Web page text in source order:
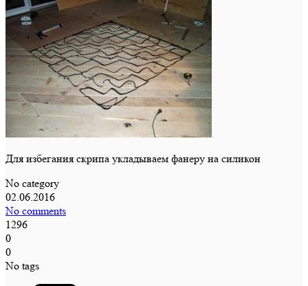
Для избегания скрипа укладываем фанеру на силикон
No category
02.06.2016
No comments
1296
0
0
No tags